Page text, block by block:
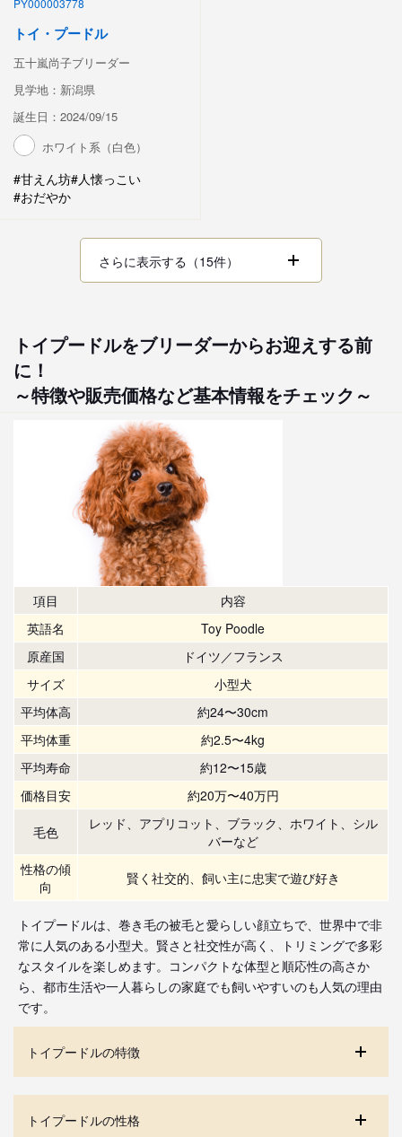
PY000003778
トイ・プードル
五十嵐尚子ブリーダー
見学地：新潟県
誕生日：2024/09/15
ホワイト系（白色）
#甘えん坊#人懐っこい
#おだやか
さらに表示する（15件）
トイプードルをブリーダーからお迎えする前
に！
～特徴や販売価格など基本情報をチェック～
項目
内容
英語名
Toy Poodle
原産国
ドイツ／フランス
サイズ
小型犬
平均体高
約24〜30cm
平均体重
約2.5〜4kg
平均寿命
約12〜15歳
価格目安
約20万〜40万円
毛色
レッド、アプリコット、ブラック、ホワイト、シル
バーなど
性格の傾
向
賢く社交的、飼い主に忠実で遊び好き
トイプードルは、巻き毛の被毛と愛らしい顔立ちで、世界中で非
常に人気のある小型犬。賢さと社交性が高く、トリミングで多彩
なスタイルを楽しめます。コンパクトな体型と順応性の高さか
ら、都市生活や一人暮らしの家庭でも飼いやすいのも人気の理由
です。
トイプードルの特徴
トイプードルの性格